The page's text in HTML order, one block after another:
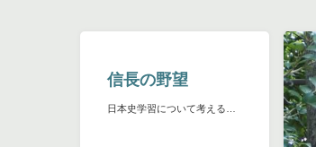
信長の野望
日本史学習について考える…